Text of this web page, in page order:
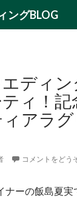
ングBLOG
ディ
ィ！記
アラ
コメントをどう
ーの飯島夏実